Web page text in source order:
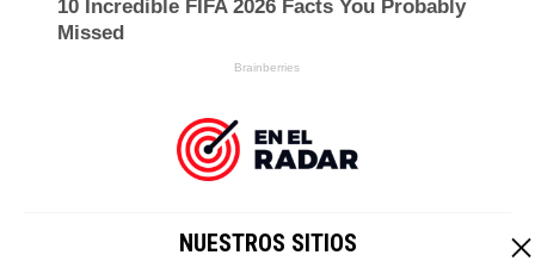
NUESTROS SITIOS